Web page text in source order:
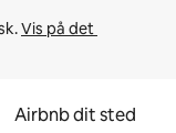
Vis på det
Airbnb dit sted